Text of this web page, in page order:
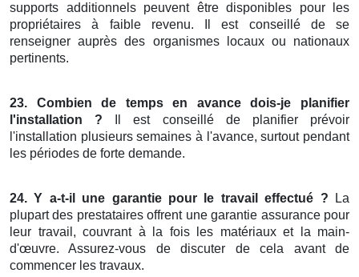
supports additionnels peuvent être disponibles pour les
propriétaires à faible revenu. Il est conseillé de se
renseigner auprès des organismes locaux ou nationaux
pertinents.
23. Combien de temps en avance dois-je planifier
l'installation ? Il est conseillé de planifier prévoir
l'installation plusieurs semaines à l'avance, surtout pendant
les périodes de forte demande.
24. Y a-t-il une garantie pour le travail effectué ? La
plupart des prestataires offrent une garantie assurance pour
leur travail, couvrant à la fois les matériaux et la main-
d'œuvre. Assurez-vous de discuter de cela avant de
commencer les travaux.